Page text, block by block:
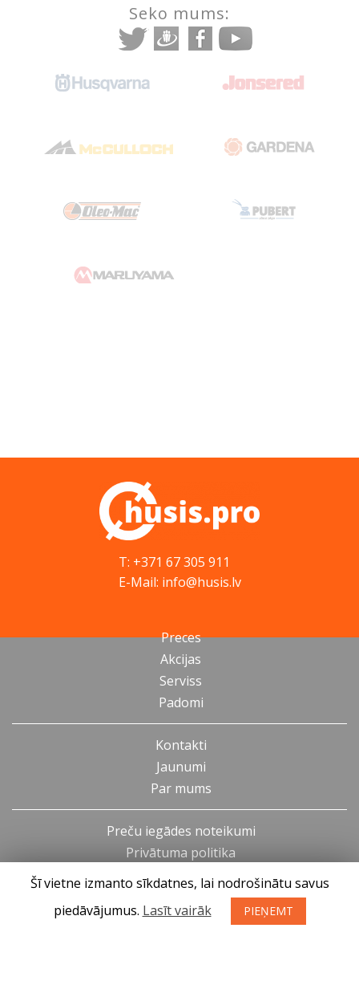
Seko mums:
T: +371 67 305 911
E-Mail: info@husis.lv
Preces
Akcijas
Serviss
Padomi
Kontakti
Jaunumi
Par mums
Preču iegādes noteikumi
Privātuma politika
Atteikuma tiesības
Šī vietne izmanto sīkdatnes, lai nodrošinātu savus
piedāvājumus. Lasīt vairāk PIEŅEMT